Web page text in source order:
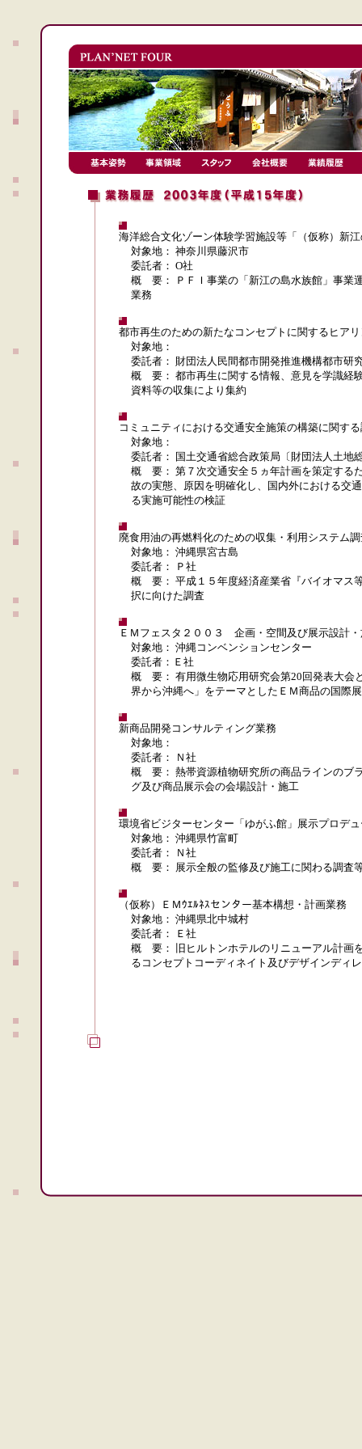
海洋総合文化ゾーン体験学習施設等「（仮称）新
対象地： 神奈川県藤沢市
委託者： O社
概 要： ＰＦＩ事業の「新江の島水族館」事業
業務
都市再生のための新たなコンセプトに関するヒア
対象地：
委託者： 財団法人民間都市開発推進機構都市研
概 要： 都市再生に関する情報、意見を学識経
資料等の収集により集約
コミュニティにおける交通安全施策の構築に関す
対象地：
委託者： 国土交通省総合政策局〔財団法人土地
概 要： 第７次交通安全５ヵ年計画を策定する
故の実態、原因を明確化し、国内外における交
る実施可能性の検証
廃食用油の再燃料化のための収集・利用システム
対象地： 沖縄県宮古島
委託者： Ｐ社
概 要： 平成１５年度経済産業省『バイオマス
択に向けた調査
ＥＭフェスタ２００３ 企画・空間及び展示設計
対象地： 沖縄コンベンションセンター
委託者：Ｅ社
概 要： 有用微生物応用研究会第20回発表大会
界から沖縄へ」をテーマとしたＥＭ商品の国際
新商品開発コンサルティング業務
対象地：
委託者： Ｎ社
概 要： 熱帯資源植物研究所の商品ラインのブ
グ及び商品展示会の会場設計・施工
環境省ビジターセンター「ゆがふ館」展示プロデ
対象地： 沖縄県竹富町
委託者： Ｎ社
概 要： 展示全般の監修及び施工に関わる調査
（仮称）ＥＭｳｴﾙﾈｽセンター基本構想・計画業務
対象地： 沖縄県北中城村
委託者： Ｅ社
概 要： 旧ヒルトンホテルのリニューアル計画
るコンセプトコーディネイト及びデザインディ